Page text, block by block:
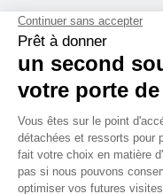
COMPATIBILITÉ